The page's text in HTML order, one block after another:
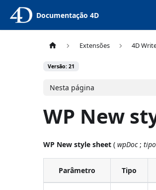
Documentação 4D
Extensões 4D
Versão: 21
Nesta página
WP New
WP New style sheet (wpDoc;
Parâmetro Tipo